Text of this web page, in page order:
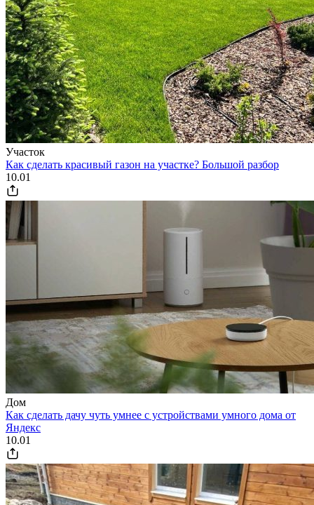
Участок
Как сделать красивый газон на участке? Большой разбор
10.01
Дом
Как сделать дачу чуть умнее с устройствами умного дома от
Яндекс
10.01